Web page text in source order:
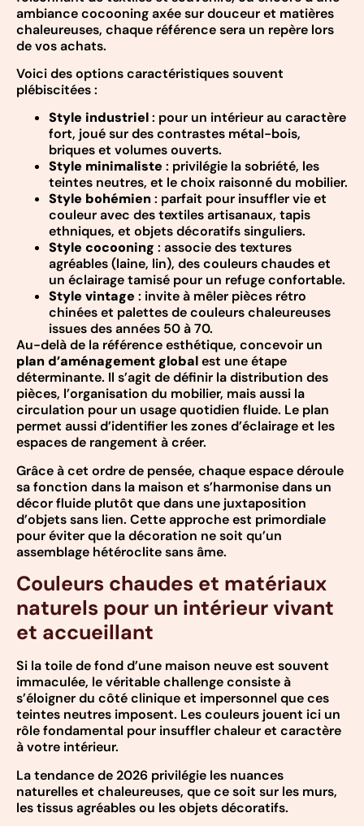
ambiance cocooning axée sur douceur et matières
chaleureuses, chaque référence sera un repère lors
de vos achats.
Voici des options caractéristiques souvent
plébiscitées :
Style industriel: pour un intérieur au caractère
fort, joué sur des contrastes métal-bois,
briques et volumes ouverts.
Style minimaliste : privilégie la sobriété, les
teintes neutres, et le choix raisonné du mobilier.
Style bohémien: parfait pour insuffler vie et
couleur avec des textiles artisanaux, tapis
ethniques, et objets décoratifs singuliers.
Style cocooning : associe des textures
agréables (laine, lin), des couleurs chaudes et
un éclairage tamisé pour un refuge confortable.
Style vintage : invite à mêler pièces rétro
chinées et palettes de couleurs chaleureuses
issues des années 50 à 70.
Au-delà de la référence esthétique, concevoir un
plan d’aménagement globalest une étape
déterminante. Il s’agit de définir la distribution des
pièces, l’organisation du mobilier, mais aussi la
circulation pour un usage quotidien fluide. Le plan
permet aussi d’identifier les zones d’éclairage et les
espaces de rangement à créer.
Grâce à cet ordre de pensée, chaque espace déroule
sa fonction dans la maison et s’harmonise dans un
décor fluide plutôt que dans une juxtaposition
d’objets sans lien. Cette approche est primordiale
pour éviter que la décoration ne soit qu’un
assemblage hétéroclite sans âme.
Couleurs chaudes et matériaux
naturels pour un intérieur vivant
et accueillant
Si la toile de fond d’une maison neuve est souvent
immaculée, le véritable challenge consiste à
s’éloigner du côté clinique et impersonnel que ces
teintes neutres imposent. Les couleurs jouent ici un
rôle fondamental pour insuffler chaleur et caractère
à votre intérieur.
La tendance de 2026 privilégie les nuances
naturelles et chaleureuses, que ce soit sur les murs,
les tissus agréables ou les objets décoratifs.